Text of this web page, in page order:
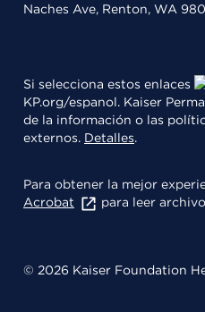
Naches Ave, Renton, WA
Si selecciona estos enlaces
KP.org/espanol. Kaiser
de la información o las
externos. Detalles.
Para obtener la mejor
Acrobat
para leer
© 2026 Kaiser Foundation